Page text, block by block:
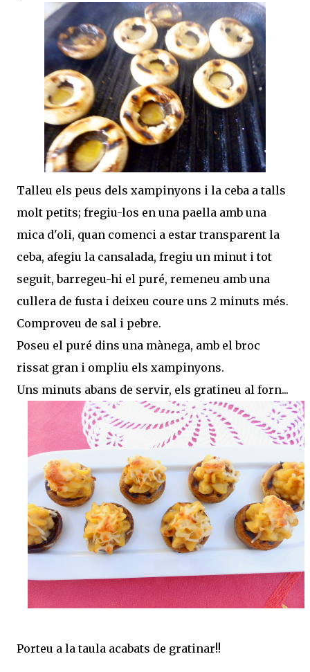
Talleu els peus dels xampinyons i la ceba a talls
molt petits; fregiu-los en una paella amb una
mica d'oli, quan comenci a estar transparent la
ceba, afegiu la cansalada, fregiu un minut i tot
seguit, barregeu-hi el puré, remeneu amb una
cullera de fusta i deixeu coure uns 2 minuts més.
Comproveu de sal i pebre.
Poseu el puré dins una mànega, amb el broc
rissat gran i ompliu els xampinyons.
Uns minuts abans de servir, els gratineu al forn...
Porteu a la taula acabats de gratinar!!